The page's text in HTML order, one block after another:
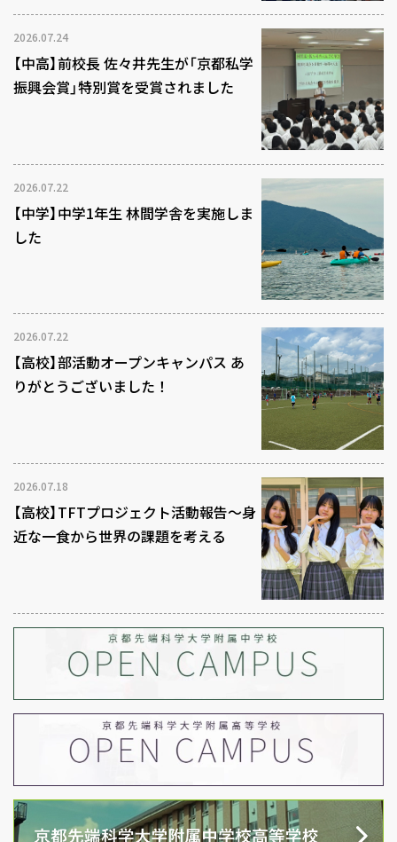
2026.07.24
【中高】前校長 佐々井先生が「京都私学
振興会賞」特別賞を受賞されました
2026.07.22
【中学】中学1年生 林間学舎を実施しま
した
2026.07.22
【高校】部活動オープンキャンパス あ
りがとうございました！
2026.07.18
【高校】TFTプロジェクト活動報告～身
近な一食から世界の課題を考える